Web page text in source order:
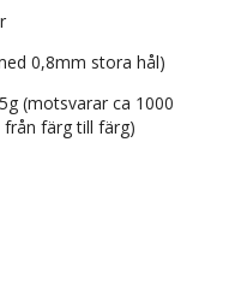
0,8mm stora hål)
(motsvarar ca 1000
färg till färg)